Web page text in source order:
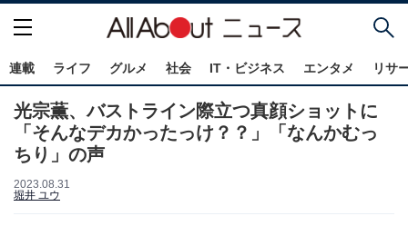
連載 ライフ グルメ 社会 IT・ビジネス エンタメ リサ
光宗薫、バストライン際立つ真顔ショットに
「そんなデカかったっけ？？」「なんかむっ
ちり」の声
2023.08.31
堀井 ユウ